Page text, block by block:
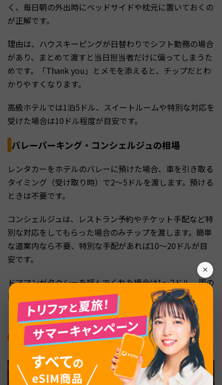
×
く、毎日朝の外出時にベッドサイドや枕元に置いておくの
が正解です。
理由は、ハウスキーピングが日替わりでシフト勤務の場合
があり、まとめて渡すと当日担当者だけに偏ってしまうた
めです。「Thank you」とメモを添えると、チップだとわ
かりやすくなります。
高級ホテルでは1泊5ドル、スイートルームや特別な対応を
受けた場合は10ドル程度が目安です。
バレーパーキング・コンシェルジュの相場
レンタカーをホテルのバレーに預けた場合、車を引き取る
タイミング（受け取り時）で2〜5ドルを渡します。預ける
ときは不要です。
コンシェルジュは、レストラン予約やチケット手配など特
別な対応をしてもらった場合のみチップを渡します。簡単
な道案内なら不要、特別な手配があれば10〜20ドルが目
安です。
ドアマンがタクシーを呼んでくれた場合は1〜2ドル、雨の
日や混雑時で苦労してもらった場合は2〜4ドルを渡しまし
ょう。
タクシー・Uber・空港送迎でのチップ相場